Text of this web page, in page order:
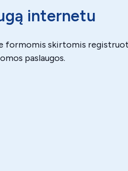
internetu
formomis skirtomis
paslaugos.